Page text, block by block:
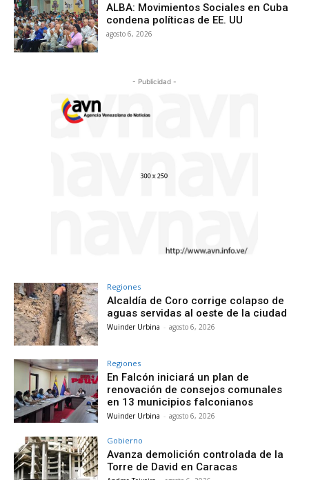
ALBA: Movimientos Sociales en Cuba
condena políticas de EE. UU
agosto 6, 2026
- Publicidad -
Regiones
Alcaldía de Coro corrige colapso de
aguas servidas al oeste de la ciudad
Wuinder Urbina - agosto 6, 2026
Regiones
En Falcón iniciará un plan de
renovación de consejos comunales
en 13 municipios falconianos
Wuinder Urbina - agosto 6, 2026
Gobierno
Avanza demolición controlada de la
Torre de David en Caracas